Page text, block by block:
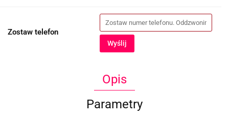
Zostaw telefon
Wyślij
Opis
Parametry